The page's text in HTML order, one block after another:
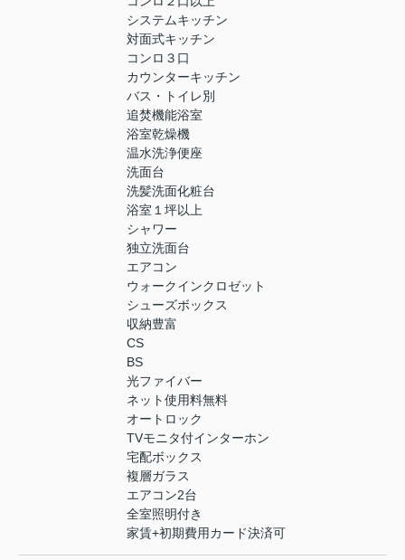
システムキッチン
対面式キッチン
コンロ３口
カウンターキッチン
バス・トイレ別
追焚機能浴室
浴室乾燥機
温水洗浄便座
洗面台
洗髪洗面化粧台
浴室１坪以上
シャワー
独立洗面台
エアコン
ウォークインクロゼット
シューズボックス
収納豊富
CS
BS
光ファイバー
ネット使用料無料
オートロック
TVモニタ付インターホン
宅配ボックス
複層ガラス
エアコン2台
全室照明付き
家賃+初期費用カード決済可